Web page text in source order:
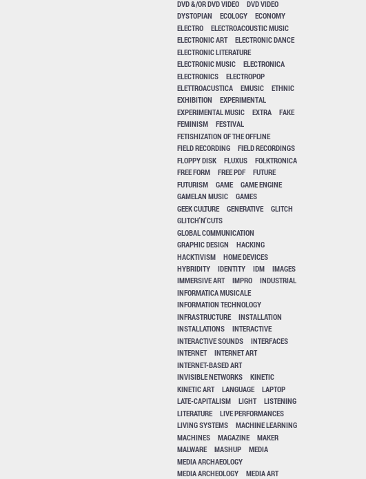
DVD &/OR DVD VIDEO
DVD VIDEO
DYSTOPIAN
ECOLOGY
ECONOMY
ELECTRO
ELECTROACOUSTIC MUSIC
ELECTRONIC ART
ELECTRONIC DANCE
ELECTRONIC LITERATURE
ELECTRONIC MUSIC
ELECTRONICA
ELECTRONICS
ELECTROPOP
ELETTROACUSTICA
EMUSIC
ETHNIC
EXHIBITION
EXPERIMENTAL
EXPERIMENTAL MUSIC
EXTRA
FAKE
FEMINISM
FESTIVAL
FETISHIZATION OF THE OFFLINE
FIELD RECORDING
FIELD RECORDINGS
FLOPPY DISK
FLUXUS
FOLKTRONICA
FREE FORM
FREE PDF
FUTURE
FUTURISM
GAME
GAME ENGINE
GAMELAN MUSIC
GAMES
GEEK CULTURE
GENERATIVE
GLITCH
GLITCH'N'CUTS
GLOBAL COMMUNICATION
GRAPHIC DESIGN
HACKING
HACKTIVISM
HOME DEVICES
HYBRIDITY
IDENTITY IDM
IMAGES
IMMERSIVE ART
IMPRO
INDUSTRIAL
INFORMATICA MUSICALE
INFORMATION TECHNOLOGY
INFRASTRUCTURE
INSTALLATION
INSTALLATIONS
INTERACTIVE
INTERACTIVE SOUNDS
INTERFACES
INTERNET
INTERNET ART
INTERNET-BASED ART
INVISIBLE NETWORKS
KINETIC
KINETIC ART
LANGUAGE
LAPTOP
LATE-CAPITALISM
LIGHT
LISTENING
LITERATURE
LIVE PERFORMANCES
LIVING SYSTEMS
MACHINE LEARNING
MACHINES
MAGAZINE
MAKER
MALWARE
MASHUP
MEDIA
MEDIA ARCHAEOLOGY
MEDIA ARCHEOLOGY
MEDIA ART